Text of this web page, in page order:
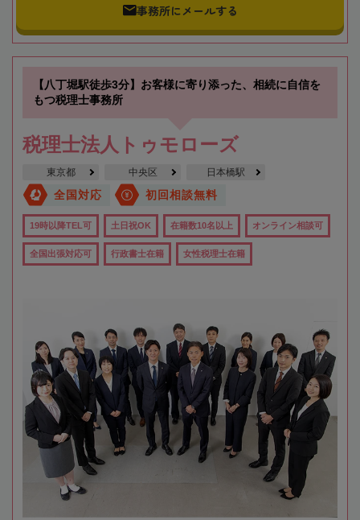
事務所にメールする
【八丁堀駅徒歩3分】お客様に寄り添った、相続に自信を
もつ税理士事務所
税理士法人トゥモローズ
東京都 中央区 日本橋駅
全国対応 初回相談無料
19時以降TEL可 土日祝OK 在籍数10名以上 オンライン相談可
全国出張対応可 行政書士在籍 女性税理士在籍